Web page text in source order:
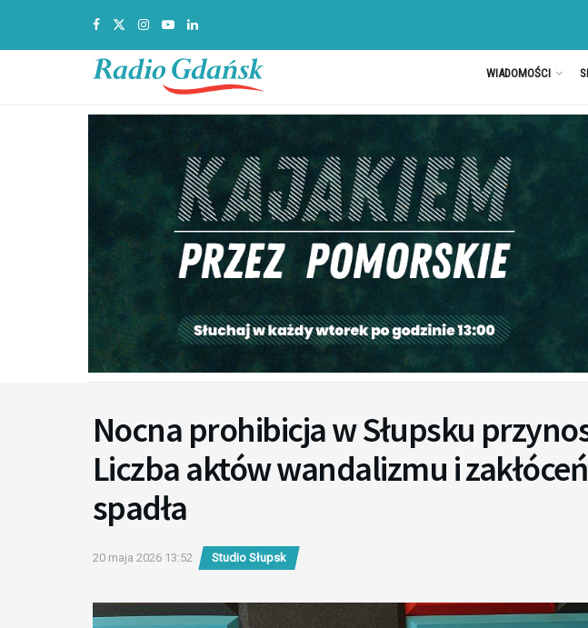
WIADOMOŚCI
Nocna prohibicja w Słupsku
Liczba aktów wandalizmu i
spadła
20 maja 2026 13:52 Studio Słupsk